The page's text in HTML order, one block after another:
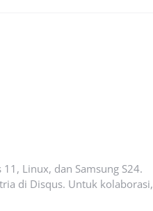
Linux, dan Samsung S24.
di Disqus. Untuk kolaborasi,